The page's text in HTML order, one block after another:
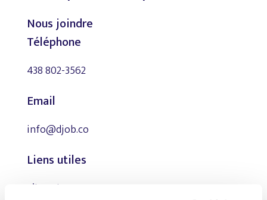
Nous joindre
Téléphone
438 802-3562
Email
info@djob.co
Liens utiles
S’inscrire